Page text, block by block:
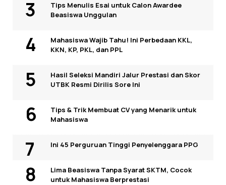
Tips Menulis Esai untuk Calon Awardee
Beasiswa Unggulan
Mahasiswa Wajib Tahu! Ini Perbedaan KKL,
KKN, KP, PKL, dan PPL
Hasil Seleksi Mandiri Jalur Prestasi dan Skor
UTBK Resmi Dirilis Sore Ini
Tips & Trik Membuat CV yang Menarik untuk
Mahasiswa
Ini 45 Perguruan Tinggi Penyelenggara PPG
Lima Beasiswa Tanpa Syarat SKTM, Cocok
untuk Mahasiswa Berprestasi